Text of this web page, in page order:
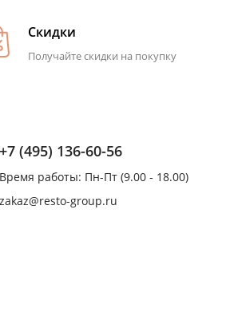
Скидки
Получайте скидки на покупку
+7 (495) 136-60-56
Время работы: Пн-Пт (9.00 - 18.00)
zakaz@resto-group.ru